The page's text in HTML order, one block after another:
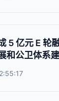
5 亿元 E 轮
和公卫体系